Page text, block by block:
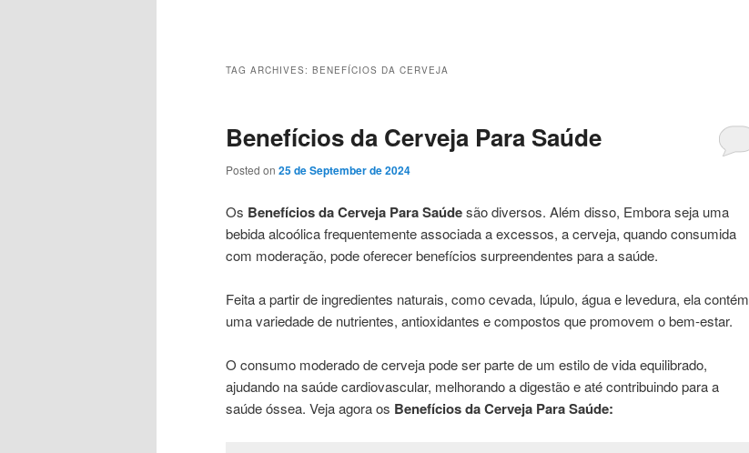
TAG ARCHIVES: BENEFÍCIOS DA CERVEJA
Benefícios da Cerveja Para Saúde
Posted on 25 de September de 2024
Os Benefícios da Cerveja Para Saúdesão diversos. Além disso, Embora seja uma
bebida alcoólica frequentemente associada a excessos, a cerveja, quando consumida
com moderação, pode oferecer benefícios surpreendentes para a saúde.
Feita a partir de ingredientes naturais, como cevada, lúpulo, água e levedura, ela contém
uma variedade de nutrientes, antioxidantes e compostos que promovem o bem-estar.
O consumo moderado de cerveja pode ser parte de um estilo de vida equilibrado,
ajudando na saúde cardiovascular, melhorando a digestão e até contribuindo para a
saúde óssea. Veja agora os Benefícios da Cerveja Para Saúde: